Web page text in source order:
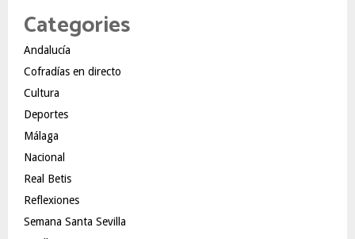
Categories
Andalucía
Cofradías en directo
Cultura
Deportes
Málaga
Nacional
Real Betis
Reflexiones
Semana Santa Sevilla